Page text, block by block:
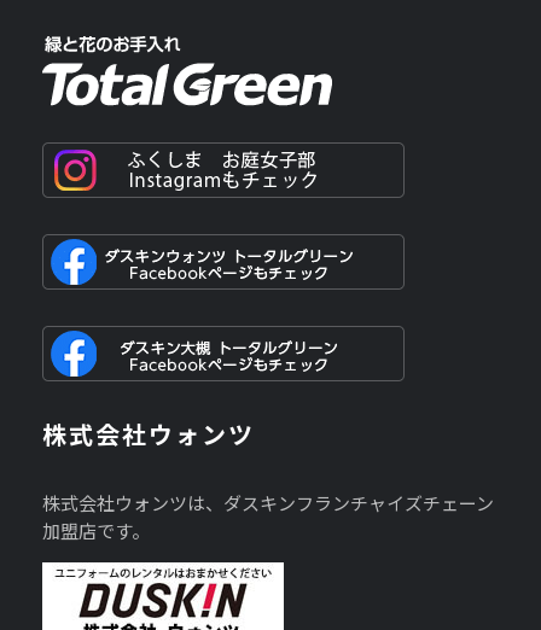
株式会社ウォンツ
株式会社ウォンツは、ダスキンフランチャイズチェーン
加盟店です。